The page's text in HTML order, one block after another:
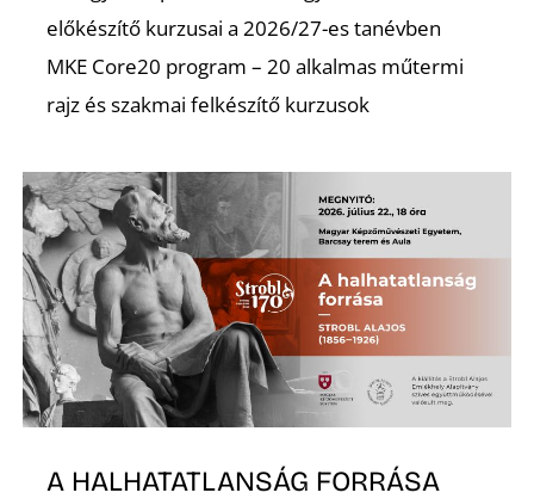
előkészítő kurzusai a 2026/27-es tanévben
MKE Core20 program – 20 alkalmas műtermi
rajz és szakmai felkészítő kurzusok
A HALHATATLANSÁG FORRÁSA